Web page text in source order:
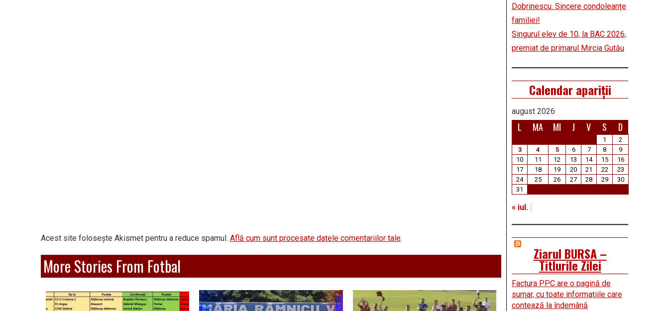
Acest site folosește Akismet pentru a reduce spamul. Află cum sunt procesate datele comentariilor tale.
More Stories From Fotbal
Dobrinescu. Sincere condoleanțe
familiei!
Singurul elev de 10, la BAC 2026,
premiat de primarul Mircia Gutău
Calendar apariții
august 2026
L MA MI J V S D
1
2
3
4 5 6 7 8
9
10
11 12 13 14 15
16
17
18 19 20 21 22
23
24
25 26 27 28 29
30
31
« iul.
Ziarul BURSA –
Titlurile Zilei
Factura PPC are o pagină de
sumar, cu toate informaţiile care
contează la îndemână